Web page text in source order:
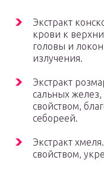
Экстракт
крови к
головы и
излучения.
Экстракт
сальных
свойством,
себореей.
Экстракт
свойством,